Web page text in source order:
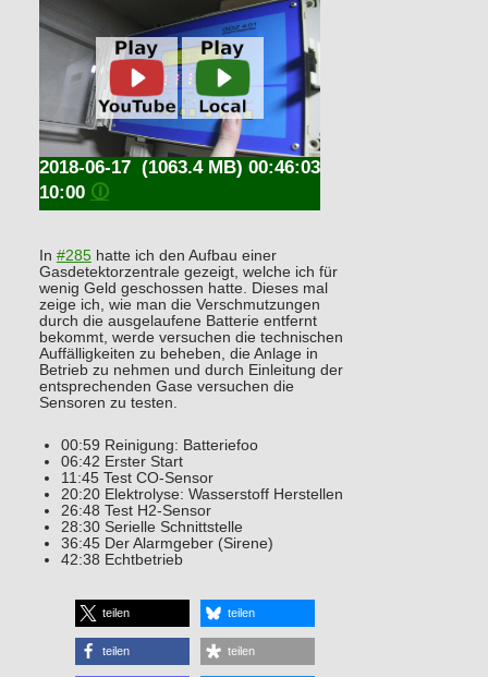
(1063.4 MB) 00:46:03
2018-06-17
10:00 🛈
In #285hatte ich den Aufbau einer
Gasdetektorzentrale gezeigt, welche ich für
wenig Geld geschossen hatte. Dieses mal
zeige ich, wie man die Verschmutzungen
durch die ausgelaufene Batterie entfernt
bekommt, werde versuchen die technischen
Auffälligkeiten zu beheben, die Anlage in
Betrieb zu nehmen und durch Einleitung der
entsprechenden Gase versuchen die
Sensoren zu testen.
00:59 Reinigung: Batteriefoo
06:42 Erster Start
11:45 Test CO-Sensor
20:20 Elektrolyse: Wasserstoff Herstellen
26:48 Test H2-Sensor
28:30 Serielle Schnittstelle
36:45 Der Alarmgeber (Sirene)
42:38 Echtbetrieb
teilen teilen
teilen teilen